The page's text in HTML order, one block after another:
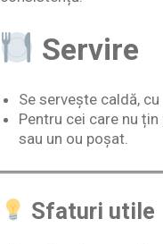
Servire
Se servește caldă, cu
Pentru cei care nu
sau un ou poșat.
Sfaturi utile